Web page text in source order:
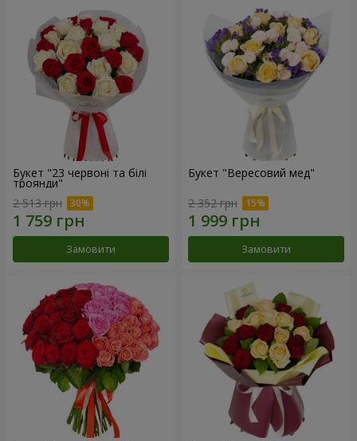
Букет "23 червоні та білі
троянди"
2 513 грн
Замовити
Букет "Вересовий мед"
2 352 грн
Замовити